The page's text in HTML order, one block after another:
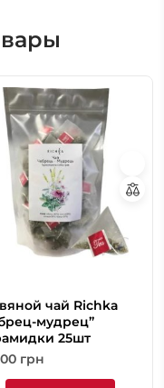
чай Richka
мудрец”
25шт
грн